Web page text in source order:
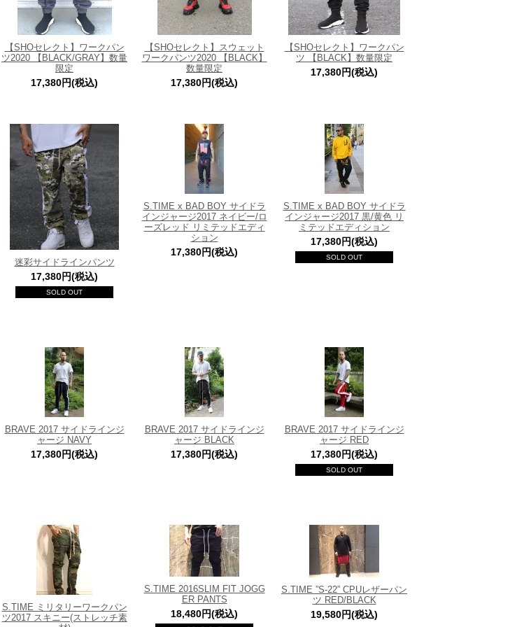
【SHOセレクト】ワークパン
ツ2020 【BLACK/GRAY】数量
限定
17,380円(税込)
【SHOセレクト】スウェット
ワークパンツ2020 【BLACK】
数量限定
17,380円(税込)
【SHOセレクト】ワークパン
ツ 【BLACK】数量限定
17,380円(税込)
迷彩サイドラインパンツ
17,380円(税込)
SOLD OUT
S.TIME x BAD BOY サイドラ
インジャージ2017 ネイビー/ロ
ーズレッド リミテッドエディ
ション
17,380円(税込)
S.TIME x BAD BOY サイドラ
インジャージ2017 黒/黄色 リ
ミテッドエディション
17,380円(税込)
SOLD OUT
BRAVE 2017 サイドラインジ
ャージ NAVY
17,380円(税込)
BRAVE 2017 サイドラインジ
ャージ BLACK
17,380円(税込)
BRAVE 2017 サイドラインジ
ャージ RED
17,380円(税込)
SOLD OUT
S.TIME ミリタリーワークパン
ツ2017 スキニー(ストレッチ素
S.TIME 2016SLIM FIT JOGG
ER PANTS
18,480円(税込)
S.TIME ”S-22” CPUレザーパン
ツ RED/BLACK
19,580円(税込)